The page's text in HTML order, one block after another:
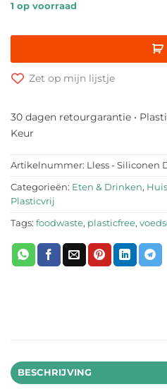
1 op voorraad
Zet op mijn lijstje
30 dagen retourgarantie •
Keur
Artikelnummer: Lless - Siliconen
Categorieën: Eten & Drinken,
Plasticvrij
Tags: foodwaste, plasticfree,
BESCHRIJVING